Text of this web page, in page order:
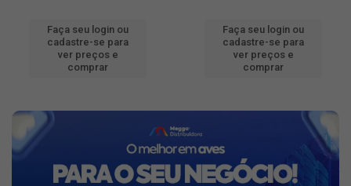
Faça seu login ou
cadastre-se para
ver preços e
comprar
Faça seu login ou
cadastre-se para
ver preços e
comprar